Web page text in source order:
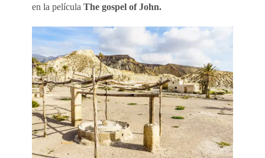
en la película The gospel of John.